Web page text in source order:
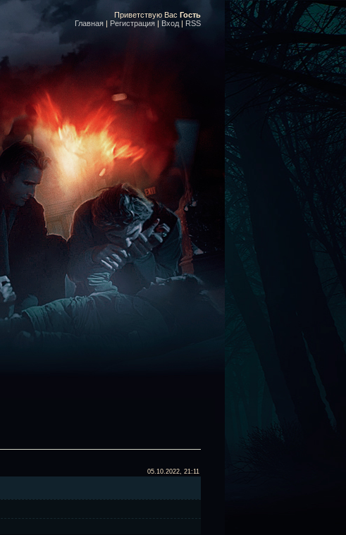
Приветствую Вас Гость
Главная | Регистрация | Вход | RSS
05.10.2022, 21:11